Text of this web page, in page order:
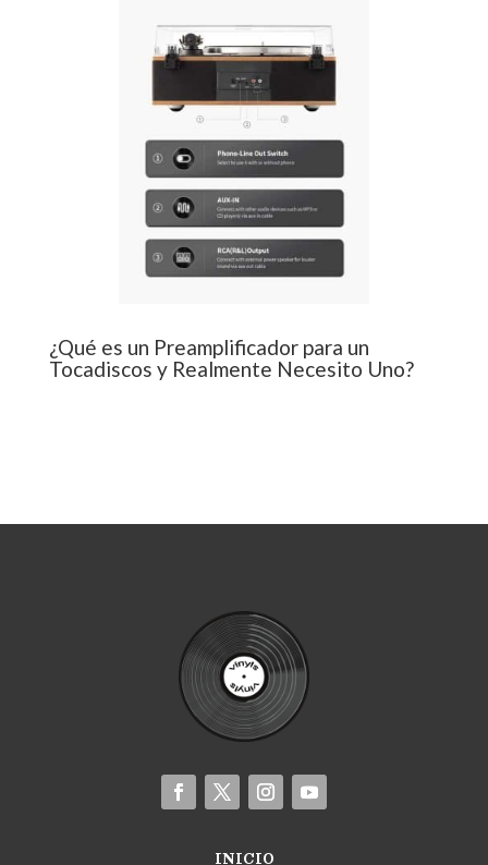
¿Qué es un Preamplificador para un
Tocadiscos y Realmente Necesito Uno?
INICIO